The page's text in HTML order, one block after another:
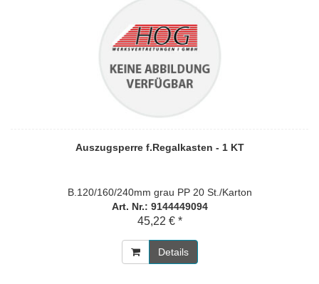
Auszugsperre f.Regalkasten - 1 KT
B.120/160/240mm grau PP 20 St./Karton
Art. Nr.: 9144449094
45,22 € *
Details